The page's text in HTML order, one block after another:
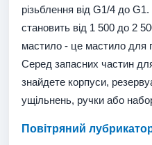
різьблення від G1/4 до
становить від 1 500 до 2
мастило - це мастило для
Серед запасних частин для
знайдете корпуси,
ущільнень, ручки або
Повітряний